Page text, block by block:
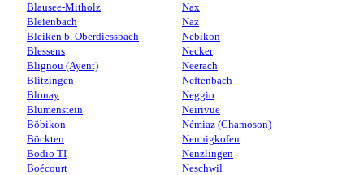
Blausee-Mitholz
Bleienbach
Bleiken b. Oberdiessbach
Blessens
Blignou (Ayent)
Blitzingen
Blonay
Blumenstein
Böbikon
Böckten
Bodio TI
Boécourt
Nax
Naz
Nebikon
Necker
Neerach
Neftenbach
Neggio
Neirivue
Némiaz (Chamoson)
Nennigkofen
Nenzlingen
Neschwil